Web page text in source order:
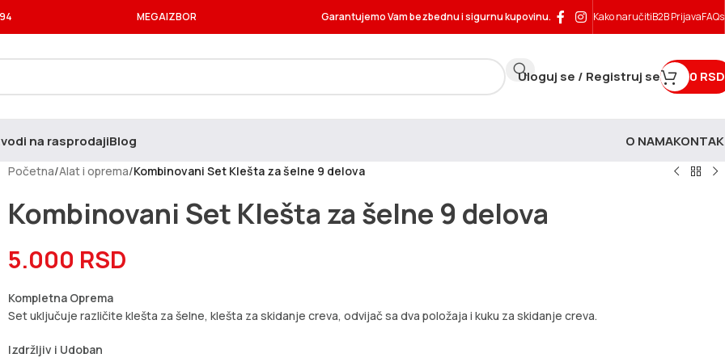
MEGAIZBOR Garantujemo Vam bezbednu i sigurnu kupovinu. Kako naručitiB2B PrijavaFAQs
Uloguj se / Registruj se 0 RSD
na rasprodajiBlog O NAMA
Početna/Alat i oprema/Kombinovani Set Klešta za šelne 9 delova
Kombinovani Set Klešta za šelne 9 delova
5.000 RSD
Kompletna Oprema
Set uključuje različite klešta za šelne, klešta za skidanje creva, odvijač sa dva položaja i kuku za skidanje creva.
Izdržljiv i Udoban